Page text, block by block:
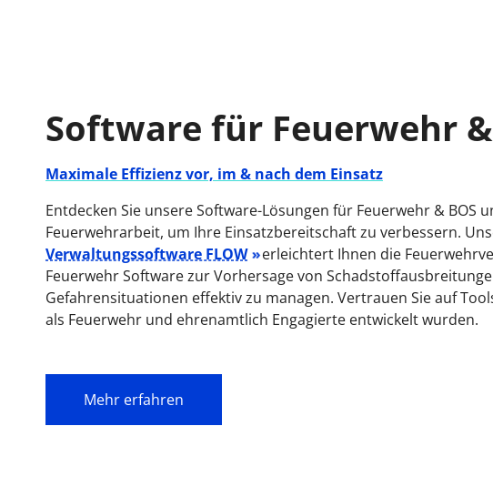
Software für Feuerwehr &
Maximale Effizienz vor, im & nach dem Einsatz
Entdecken Sie unsere Software-Lösungen für Feuerwehr & BOS
Feuerwehrarbeit, um Ihre Einsatzbereitschaft zu verbessern.
Verwaltungssoftware FLOW erleichtert Ihnen die
Feuerwehr Software zur Vorhersage von
Gefahrensituationen effektiv zu managen. Vertrauen Sie auf
als Feuerwehr und ehrenamtlich Engagierte entwickelt wurden.
Mehr erfahren